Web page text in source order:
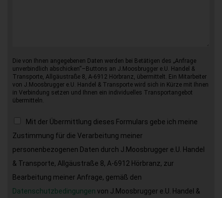
Die von Ihnen angegebenen Daten werden bei Betätigen des „Anfrage
unverbindlich abschicken“–Buttons an J.Moosbrugger e.U. Handel &
Transporte, Allgäustraße 8, A-6912 Hörbranz, übermittelt. Ein Mitarbeiter
von J.Moosbrugger e.U. Handel & Transporte wird sich in Kürze mit Ihnen
in Verbindung setzen und Ihnen ein individuelles Transportangebot
übermitteln.
Mit der Übermittlung dieses Formulars gebe ich meine
Zustimmung für die Verarbeitung meiner
personenbezogenen Daten durch J.Moosbrugger e.U. Handel
& Transporte, Allgäustraße 8, A-6912 Hörbranz, zur
Bearbeitung meiner Anfrage, gemäß den
Datenschutzbedingungen von J.Moosbrugger e.U. Handel &